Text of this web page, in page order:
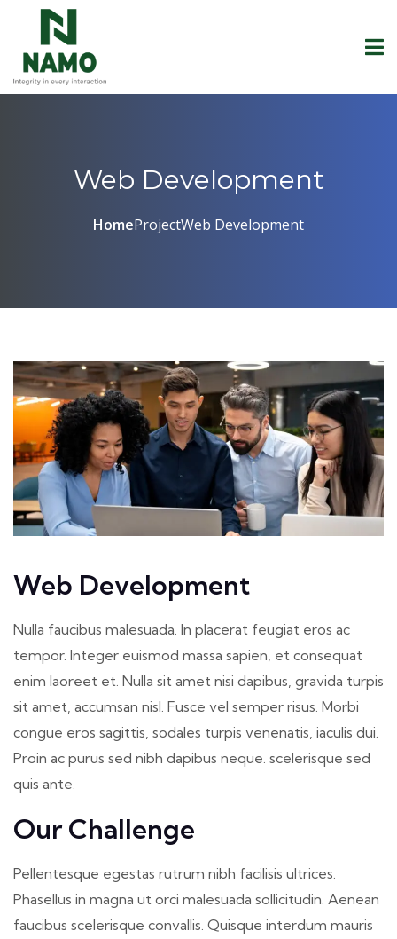
Web Development
HomeProjectWeb Development
Web Development
Nulla faucibus malesuada. In placerat feugiat eros ac
tempor. Integer euismod massa sapien, et consequat
enim laoreet et. Nulla sit amet nisi dapibus, gravida turpis
sit amet, accumsan nisl. Fusce vel semper risus. Morbi
congue eros sagittis, sodales turpis venenatis, iaculis dui.
Proin ac purus sed nibh dapibus neque. scelerisque sed
quis ante.
Our Challenge
Pellentesque egestas rutrum nibh facilisis ultrices.
Phasellus in magna ut orci malesuada sollicitudin. Aenean
faucibus scelerisque convallis. Quisque interdum mauris